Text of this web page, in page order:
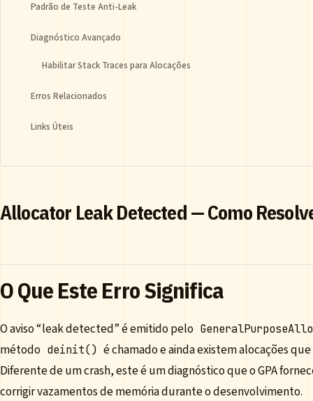
Padrão de Teste Anti-Leak
Diagnóstico Avançado
Habilitar Stack Traces para Alocações
Erros Relacionados
Links Úteis
Allocator Leak Detected — Como
O Que Este Erro Significa
O aviso “leak detected” é emitido pelo
método deinit() é chamado e ainda existem alocações
Diferente de um crash, este é um diagnóstico que o GPA
corrigir vazamentos de memória durante o desenvolvimento.